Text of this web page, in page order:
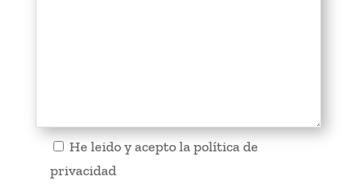
He leido y acepto lapolítica de
privacidad